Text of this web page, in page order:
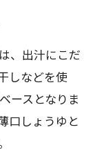
、出汁にこだ
しなどを使
ースとなりま
口しょうゆと